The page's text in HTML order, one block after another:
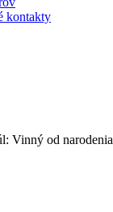
kontakty
Vinný od narodenia